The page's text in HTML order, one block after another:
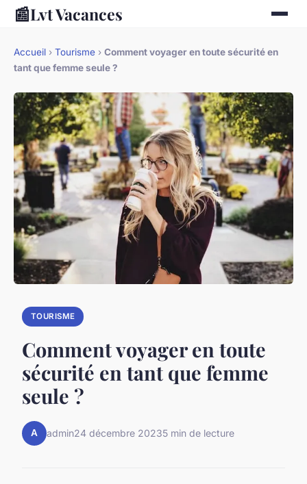
📰Lvt Vacances
Accueil › Tourisme › Comment voyager en toute sécurité en
tant que femme seule ?
TOURISME
Comment voyager en toute
sécurité en tant que femme
seule ?
A admin24 décembre 20235 min de lecture